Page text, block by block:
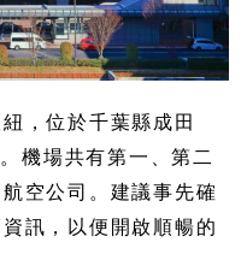
，位於千葉縣成田
機場共有第一、第二
空公司。建議事先確
訊，以便開啟順暢的